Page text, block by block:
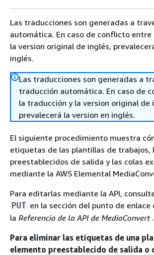
Las traducciones son generadas a
automática. En caso de conflicto
la version original de inglés,
inglés.
Las traducciones son generadas a
traducción automática. En caso de
la traducción y la version original de
prevalecerá la version en inglés.
El siguiente procedimiento muestra
etiquetas de las plantillas de trabajos,
preestablecidos de salida y las colas
mediante la AWS Elemental
Para editarlas mediante la API,
PUT en la sección del punto de enlace
la Referencia de la API de MediaConvert .
Para eliminar las etiquetas de una
elemento preestablecido de salida o